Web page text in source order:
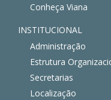
Conheça Viana
INSTITUCIONAL
Administração
Estrutura
Secretarias
Localização